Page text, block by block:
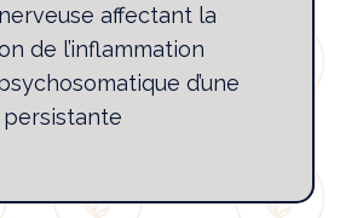
affectant la
de l’inflammation
d’une